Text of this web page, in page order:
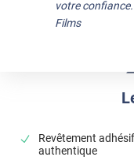
Revêtement
authentique
votre
Films